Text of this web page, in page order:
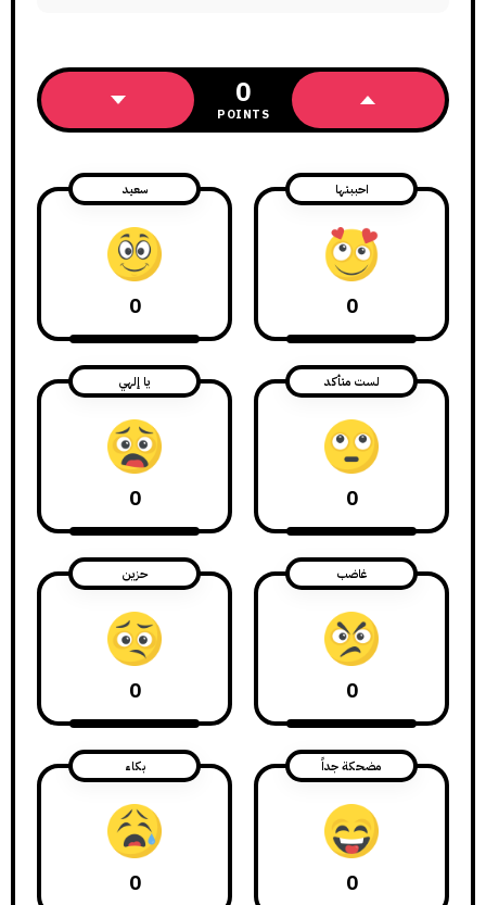
0
POINTS
احببتها
0
سعيد
0
لست متأكد
0
يا إلهي
0
غاضب
0
حزين
0
مضحكة جداً
0
بكاء
0